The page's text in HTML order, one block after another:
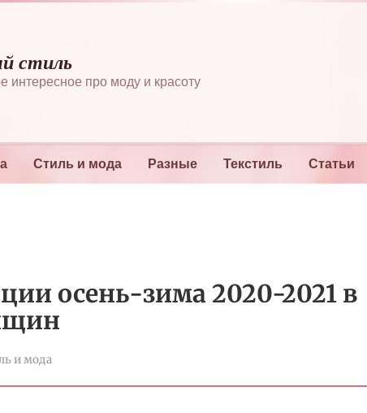
стиль
интересное про моду и красоту
Стиль и мода Разные Текстиль Статьи
осень-зима 2020-2021 в
и мода